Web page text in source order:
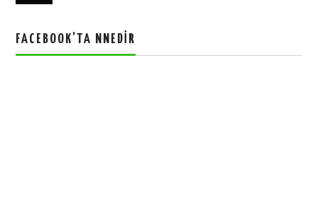
FACEBOOK’TA NNEDIR